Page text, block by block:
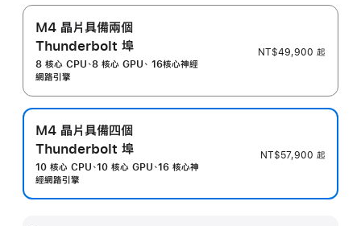
M4 晶片具備兩個
Thunderbolt 埠
8 核心 CPU、8 核心 GPU、 16核心神經
網路引擎
NT$49,900 起
M4 晶片具備四個
Thunderbolt 埠
10 核心 CPU、10 核心 GPU、16 核心神
經網路引擎
NT$57,900 起